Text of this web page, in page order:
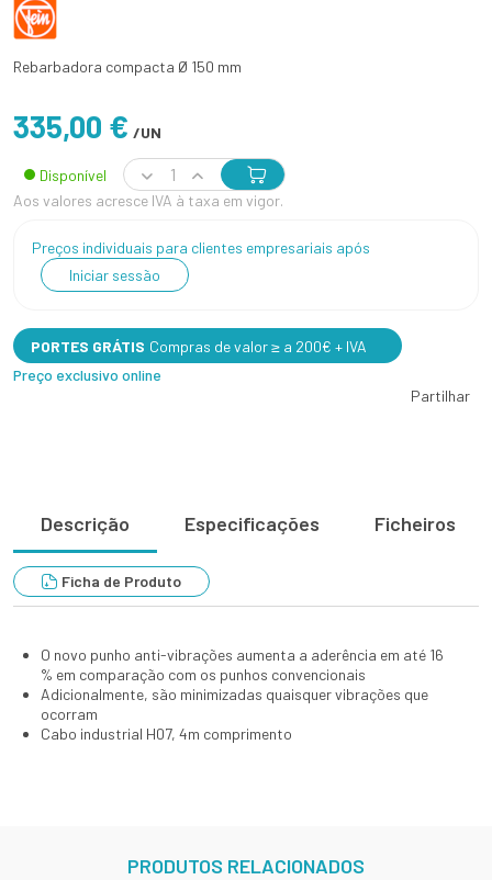
Rebarbadora compacta Ø 150 mm
335,00 € /UN
Disponível
Aos valores acresce IVA à taxa em vigor.
Preços individuais para clientes empresariais após
Iniciar sessão
PORTES GRÁTIS Compras de valor ≥ a 200€ + IVA
Preço exclusivo online
Partilhar
Descrição Especificações Ficheiros
Ficha de Produto
O novo punho anti-vibrações aumenta a aderência em até 16
% em comparação com os punhos convencionais
Adicionalmente, são minimizadas quaisquer vibrações que
ocorram
Cabo industrial H07, 4m comprimento
PRODUTOS RELACIONADOS